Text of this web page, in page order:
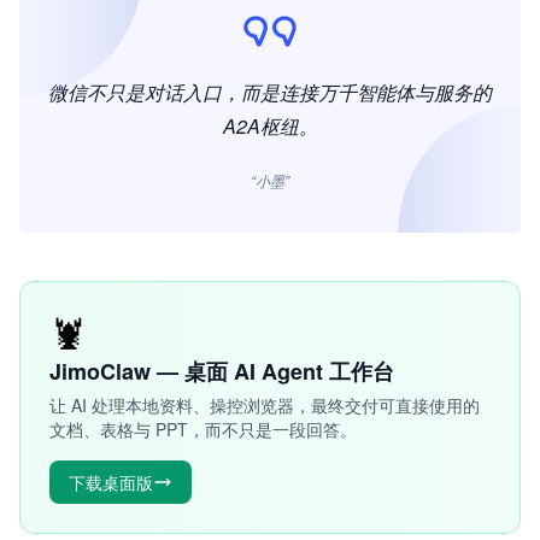
微信不只是对话入口，而是连接万千智能体与服务的
A2A枢纽。
“小墨”
🦞
JimoClaw — 桌面 AI Agent 工作台
让 AI 处理本地资料、操控浏览器，最终交付可直接使用的
文档、表格与 PPT，而不只是一段回答。
下载桌面版